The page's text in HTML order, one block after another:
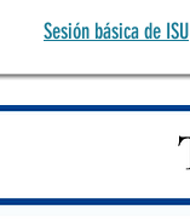
Sesión básica de ISU